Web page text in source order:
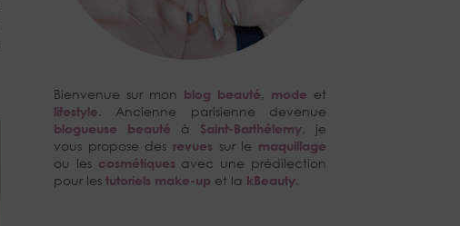
Bienvenue sur mon blog beauté, mode et
lifestyle. Ancienne parisienne devenue
blogueuse beauté à Saint-Barthélemy, je
vous propose des revues sur le maquillage
ou les cosmétiques avec une prédilection
pour les tutoriels make-up et la kBeauty.